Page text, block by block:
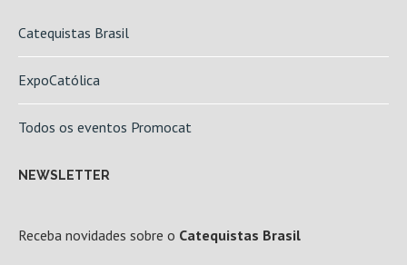
Catequistas Brasil
ExpoCatólica
Todos os eventos Promocat
NEWSLETTER
Receba novidades sobre o Catequistas Brasil